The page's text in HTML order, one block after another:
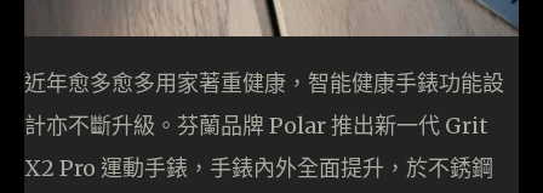
近年愈多愈多用家著重健康，智能健康手錶功能設
計亦不斷升級。芬蘭品牌 Polar 推出新一代 Grit
X2 Pro 運動手錶，手錶內外全面提升，於不銹鋼